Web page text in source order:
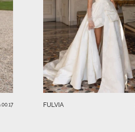
FULVIA